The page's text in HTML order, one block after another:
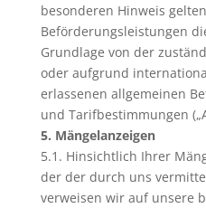
besonderen Hinweis
Beförderungsleistungen
Grundlage von der
oder aufgrund
erlassenen allgemeinen
und Tarifbestimmungen
5. Mängelanzeigen
5.1. Hinsichtlich Ihrer
der der durch uns
verweisen wir auf unsere